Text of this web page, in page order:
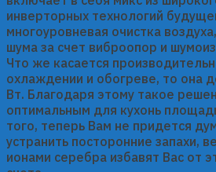
инверторных технологий
многоуровневая очистка
шума за счет виброопор и
Что же касается
охлаждении и обогреве, то она
Вт. Благодаря этому такое
оптимальным для кухонь
того, теперь Вам не придется
устранить посторонние запахи,
ионами серебра избавят Вас от